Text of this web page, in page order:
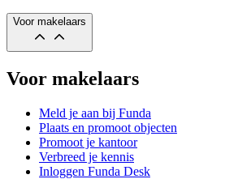
Voor makelaars
Voor makelaars
Meld je aan bij Funda
Plaats en promoot objecten
Promoot je kantoor
Verbreed je kennis
Inloggen Funda Desk